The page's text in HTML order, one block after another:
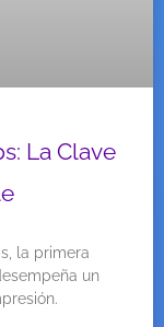
La Clave
la primera
un